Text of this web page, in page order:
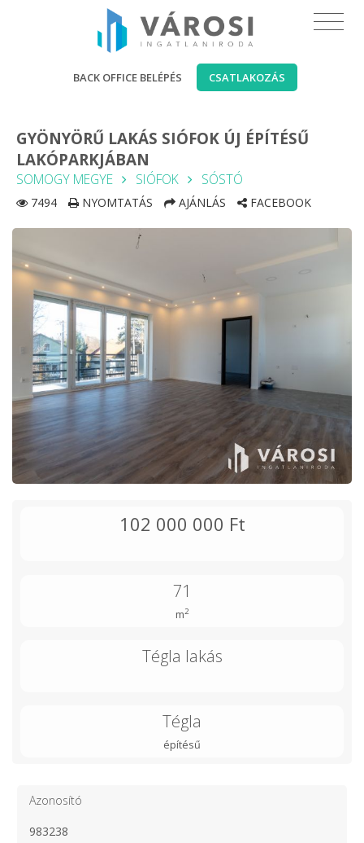
BACK OFFICE BELÉPÉS CSATLAKOZÁS
GYÖNYÖRŰ LAKÁS SIÓFOK ÚJ ÉPÍTÉSŰ
LAKÓPARKJÁBAN
SOMOGY MEGYE SIÓFOK SÓSTÓ
7494 NYOMTATÁS AJÁNLÁS FACEBOOK
102 000 000 Ft
71
m2
Tégla lakás
Tégla
építésű
Azonosító
983238